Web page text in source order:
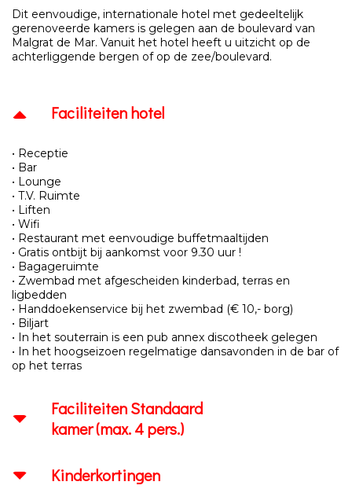
Dit eenvoudige, internationale hotel met gedeeltelijk
gerenoveerde kamers is gelegen aan de boulevard van
Malgrat de Mar. Vanuit het hotel heeft u uitzicht op de
achterliggende bergen of op de zee/boulevard.
Faciliteiten hotel
• Receptie
• Bar
• Lounge
• T.V. Ruimte
• Liften
• Wifi
• Restaurant met eenvoudige buffetmaaltijden
• Gratis ontbijt bij aankomst voor 9.30 uur !
• Bagageruimte
• Zwembad met afgescheiden kinderbad, terras en
ligbedden
• Handdoekenservice bij het zwembad (€ 10,- borg)
• Biljart
• In het souterrain is een pub annex discotheek gelegen
• In het hoogseizoen regelmatige dansavonden in de bar of
op het terras
Faciliteiten Standaard
kamer (max. 4 pers.)
Kinderkortingen